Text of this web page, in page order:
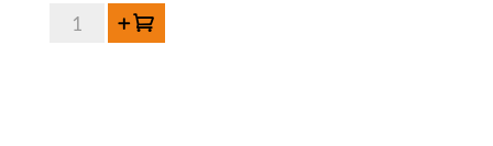
Lambiek
Toevoegen